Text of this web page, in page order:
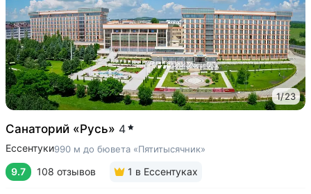
1/23
Санаторий «Русь» 4
Ессентуки990 м до бювета «Пятитысячник»
9.7 108 отзывов 1 в Ессентуках